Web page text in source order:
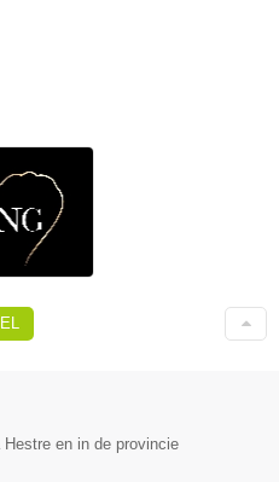
en in de provincie